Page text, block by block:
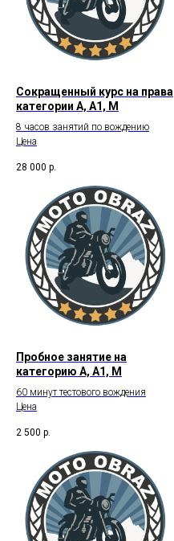
Сокращенный курс на права
категории А, А1, М
8 часов занятий по вождению
Цена
28 000 р.
Пробное занятие на
категорию А, А1, М
60 минут тестового вождения
Цена
2 500 р.